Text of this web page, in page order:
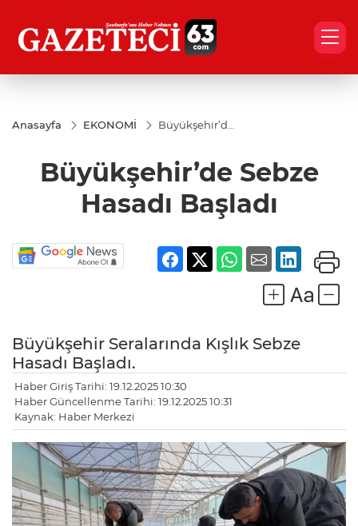
Anasayfa EKONOMİ
Büyükşehir’de
Büyükşehir’de Sebze
Hasadı Başladı
Büyükşehir Seralarında Kışlık Sebze
Hasadı Başladı.
Haber Giriş Tarihi: 19.12.2025 10:30
Haber Güncellenme Tarihi: 19.12.2025 10:31
Kaynak: Haber Merkezi